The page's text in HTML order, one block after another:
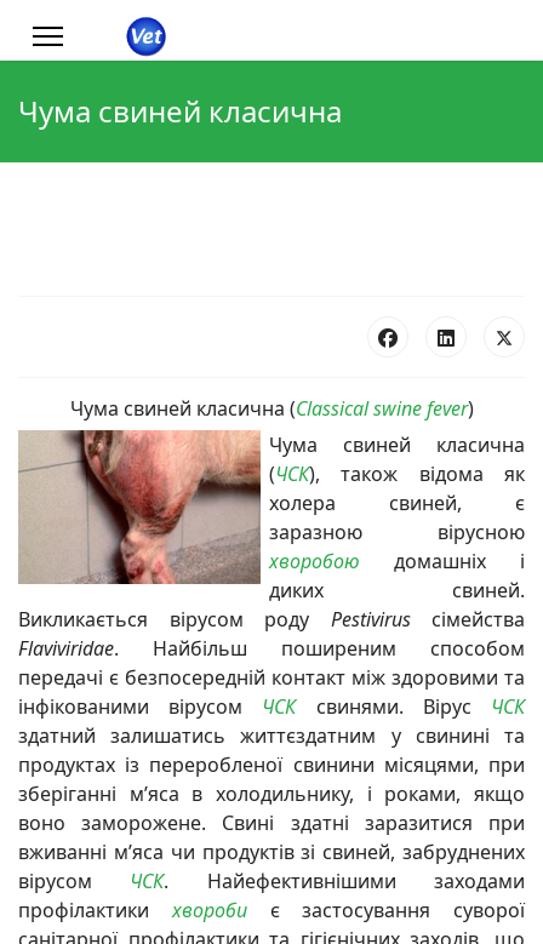
Чума свиней класична
Чума свиней класична (Classical swine fever)
Чума свиней класична
(ЧСК), також відома як
холера свиней, є
заразною вірусною
хворобою домашніх і
диких свиней.
Викликається вірусом роду Pestivirusсімейства
Flaviviridae. Найбільш поширеним способом
передачі є безпосередній контакт між здоровими та
інфікованими вірусом ЧСКсвинями. Вірус ЧСК
здатний залишатись життєздатним у свинині та
продуктах із переробленої свинини місяцями, при
зберіганні м’яса в холодильнику, і роками, якщо
воно заморожене. Свині здатні заразитися при
вживанні м’яса чи продуктів зі свиней, забруднених
вірусом ЧСК. Найефективнішими заходами
профілактикихворобиє застосування суворої